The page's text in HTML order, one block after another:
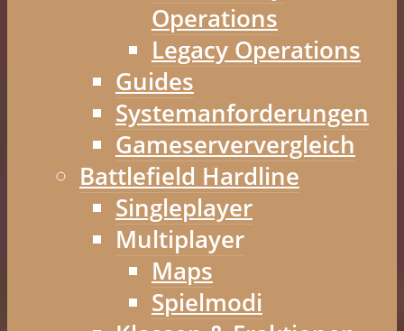
Operations
Legacy Operations
Guides
Systemanforderungen
Gameserververgleich
Battlefield Hardline
Singleplayer
Multiplayer
Maps
Spielmodi